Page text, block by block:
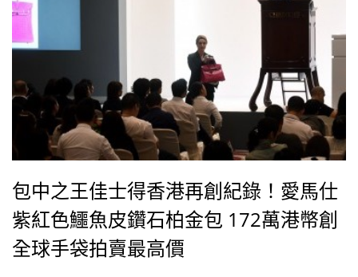
包中之王佳士得香港再創紀錄！愛馬仕
紫紅色鱷魚皮鑽石柏金包 172萬港幣創
全球手袋拍賣最高價